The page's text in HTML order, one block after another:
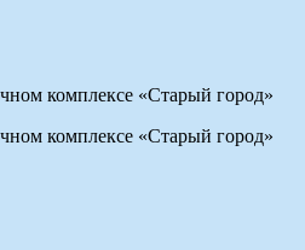
комплексе «Старый город»
комплексе «Старый город»